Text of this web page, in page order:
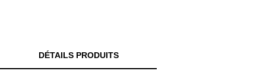
DÉTAILS PRODUITS